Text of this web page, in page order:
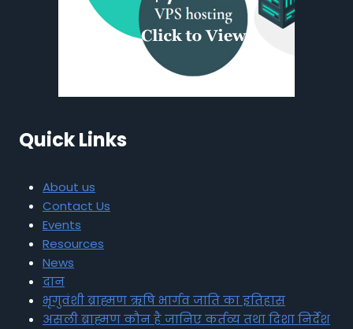
Quick Links
About us
Contact Us
Events
Resources
News
दान
भृगुवंशी ब्राह्मण ऋषि भार्गव जाति का इतिहास
असली ब्राह्मण कौन है जानिए कर्तव्य तथा दिशा निर्देश